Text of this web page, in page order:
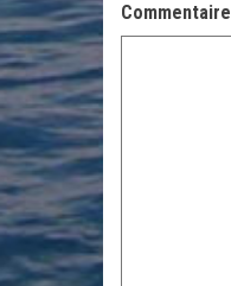
Commentaire